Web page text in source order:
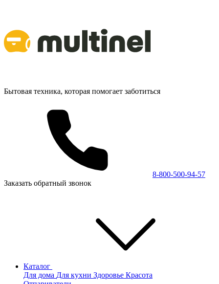
Бытовая техника, которая помогает заботиться
8-800-500-94-57
Заказать обратный звонок
Каталог
Для дома Для кухни Здоровье Красота